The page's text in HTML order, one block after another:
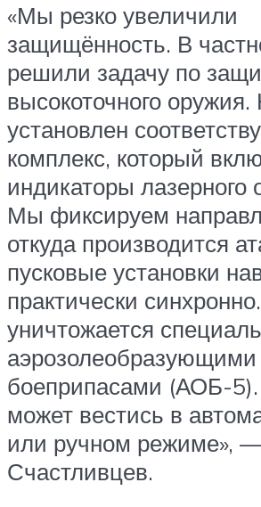
«Мы резко увеличили
защищённость. В
решили задачу по
высокоточного
установлен
комплекс, который
индикаторы лазерного
Мы фиксируем
откуда производится
пусковые установки
практически
уничтожается
аэрозолеобразующими
боеприпасами (АОБ-
может вестись в
или ручном режиме»,
Счастливцев.